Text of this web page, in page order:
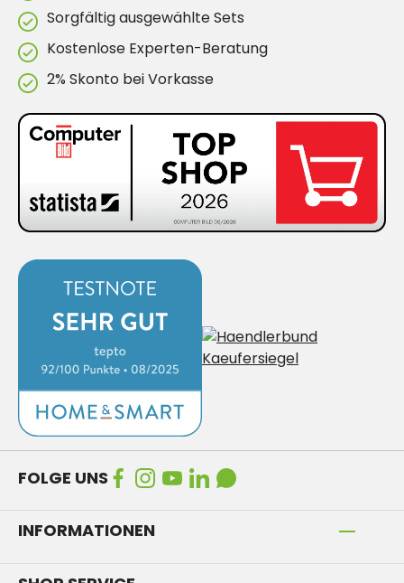
Sorgfältig ausgewählte Sets
Kostenlose Experten-Beratung
2% Skonto bei Vorkasse
FOLGE UNS
INFORMATIONEN